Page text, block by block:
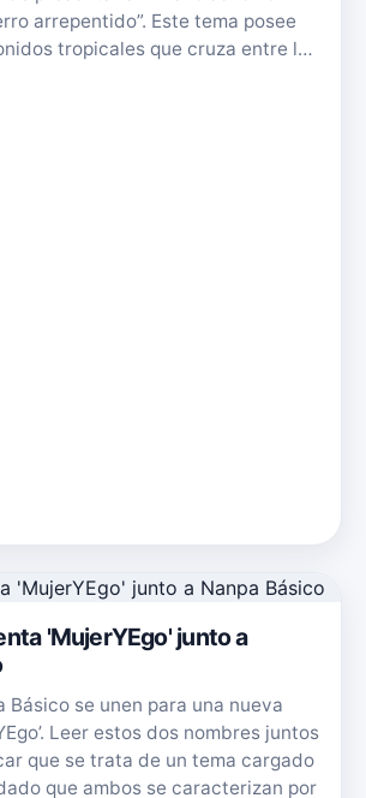
arrepentido”. Este tema posee
tropicales que cruza entre l…
'MujerYEgo' junto a
Básico se unen para una nueva
Leer estos dos nombres juntos
que se trata de un tema cargado
que ambos se caracterizan por